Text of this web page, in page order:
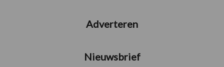
Adverteren
Nieuwsbrief